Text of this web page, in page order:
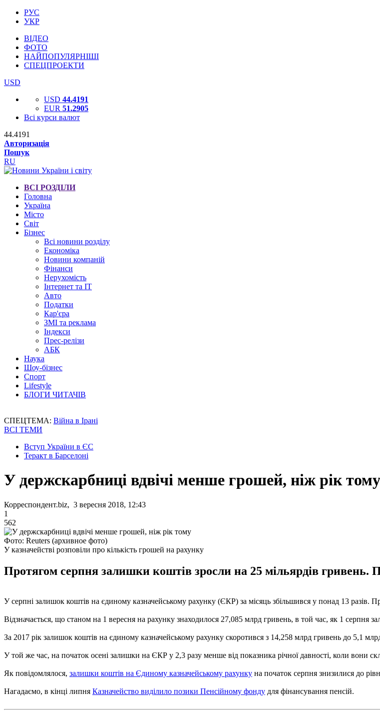
РУС
УКР
ВІДЕО
ФОТО
НАЙПОПУЛЯРНІШІ
СПЕЦПРОЕКТИ
USD
USD 44.4191
EUR 51.2905
Всі курси валют
44.4191
Авторизація
Пошук
RU
ВСІ РОЗДІЛИ
Головна
Україна
Місто
Світ
Бізнес
Всі новини розділу
Економіка
Новини компаній
Фінанси
Нерухомість
Інтернет та IT
Авто
Податки
Кар'єра
ЗМІ та реклама
Індекси
Прес-релізи
АБК
Наука
Шоу-бізнес
Спорт
Lifestyle
БЛОГИ ЧИТАЧІВ
СПЕЦТЕМА: Війна в Ірані
ВСІ ТЕМИ
Вступ України в ЄС
Теракт в Барселоні
У держскарбниці вдвічі менше грошей, ніж рік тому
Корреспондент.biz, 3 вересня 2018, 12:43
1
562
Фото: Reuters (архивное фото)
У казначействі розповіли про кількість грошей на рахунку
Протягом серпня залишки коштів зросли на 25 мільярдів гривень.
У серпні залишок коштів на єдиному казначейському рахунку (ЄКР) за місяць збільшився у понад 13 разів.
Відзначається, що станом на 1 вересня на рахунку знаходилося 27,085 млрд гривень, в той час, як 1 серпня
За 2017 рік залишок коштів на єдиному казначейському рахунку скоротився з 14,258 млрд гривень до 5,1
У той же час, на початок осені залишки на ЄКР у 2,3 разу менше від показника річної давності, коли вони
Як повідомлялося, залишки коштів на Єдиному казначейському рахунку на початок серпня знизилися до
Нагадаємо, в кінці липня Казначейство виділило позики Пенсійному фонду для фінансування пенсій.